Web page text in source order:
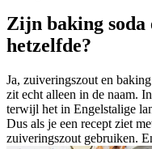
Zijn baking soda
hetzelfde?
Ja, zuiveringszout en
zit echt alleen in de naam.
terwijl het in Engelstalige
Dus als je een recept ziet
zuiveringszout gebruiken.